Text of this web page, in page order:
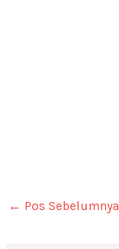
← Pos Sebelumnya